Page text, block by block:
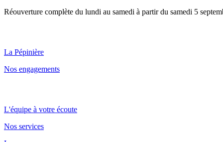
Réouverture complète du lundi au samedi à partir du samedi 5
La Pépinière
Nos engagements
L'équipe à votre écoute
Nos services